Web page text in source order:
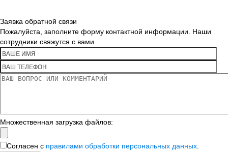
Заявка обратной связи
Пожалуйста, заполните форму контактной информации. Наши
сотрудники свяжутся с вами.
Множественная загрузка файлов:
Согласен с правилами обработки персональных данных.